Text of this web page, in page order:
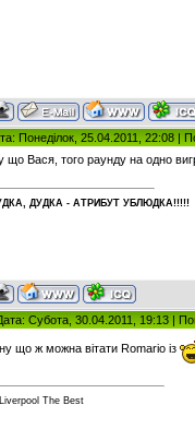
Понеділок, 25.04.2011, 22:08 |
що Вася, того раунду на одно
ДУДКА - АТРИБУT УБЛЮДКА!!!!!
Субота, 30.04.2011, 19:13 |
ну що ж можна вітати Romario із
Liverpool The Best